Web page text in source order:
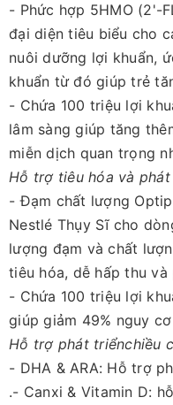
- Phức hợp 5HMO (2'-
đại diện tiêu biểu cho
nuôi dưỡng lợi khuẩn,
khuẩn từ đó giúp trẻ
- Chứa 100 triệu lợi
lâm sàng giúp tăng
miễn dịch quan trọng
Hỗ trợ tiêu hóa và
- Đạm chất lượng
Nestlé Thụy Sĩ cho
lượng đạm và chất
tiêu hóa, dễ hấp thu
- Chứa 100 triệu lợi
giúp giảm 49% nguy
Hỗ trợ phát triểnchiều
- DHA & ARA: Hỗ trợ
.- Canxi & Vitamin D: